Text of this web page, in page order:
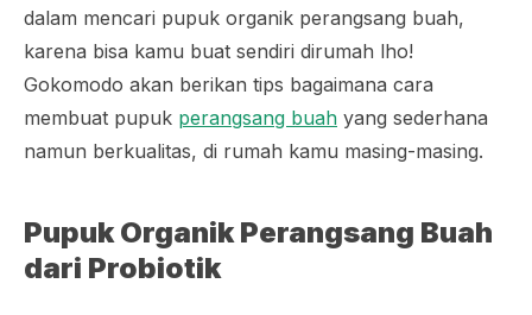
dalam mencari pupuk organik perangsang buah,
karena bisa kamu buat sendiri dirumah lho!
Gokomodo akan berikan tips bagaimana cara
membuat pupuk perangsang buah yang sederhana
namun berkualitas, di rumah kamu masing-masing.
Pupuk Organik Perangsang Buah
dari Probiotik